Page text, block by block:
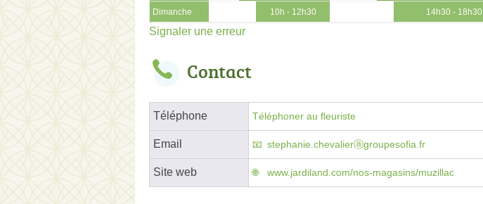
Dimanche 10h - 12h30 14h30 - 18h30
Signaler une erreur
Contact
Téléphone Téléphoner au fleuriste
Email stephanie.chevalierⓐgroupesofia.fr
Site web www.jardiland.com/nos-magasins/muzillac